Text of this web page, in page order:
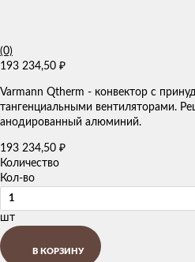
(0)
193 234,50 ₽
Varmann Qtherm - конвектор с
тангенциальными вентиляторами.
анодированный алюминий.
193 234,50 ₽
Количество
Кол-во
шт
В КОРЗИНУ